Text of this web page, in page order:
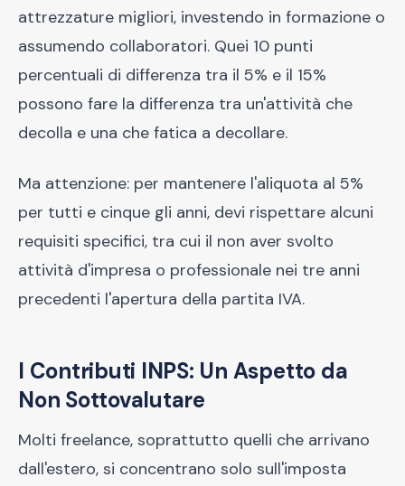
attrezzature migliori, investendo in formazione o
assumendo collaboratori. Quei 10 punti
percentuali di differenza tra il 5% e il 15%
possono fare la differenza tra un'attività che
decolla e una che fatica a decollare.
Ma attenzione: per mantenere l'aliquota al 5%
per tutti e cinque gli anni, devi rispettare alcuni
requisiti specifici, tra cui il non aver svolto
attività d'impresa o professionale nei tre anni
precedenti l'apertura della partita IVA.
I Contributi INPS: Un Aspetto da
Non Sottovalutare
Molti freelance, soprattutto quelli che arrivano
dall'estero, si concentrano solo sull'imposta